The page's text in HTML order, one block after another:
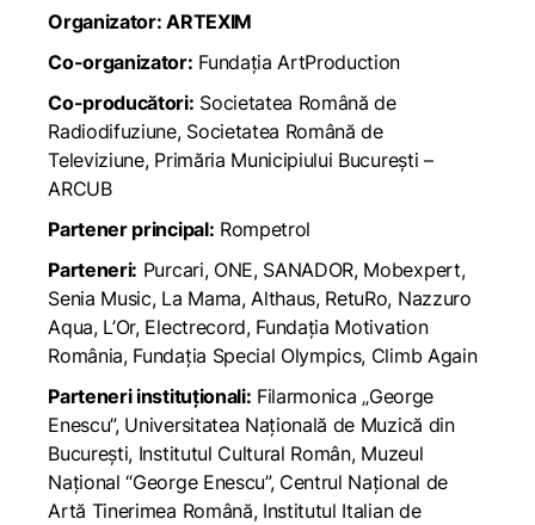
Organizator: ARTEXIM
Co-organizator: Fundația ArtProduction
Co-producători: Societatea Română de
Radiodifuziune, Societatea Română de
Televiziune, Primăria Municipiului București –
ARCUB
Partener principal: Rompetrol
Parteneri: Purcari, ONE, SANADOR, Mobexpert,
Senia Music, La Mama, Althaus, RetuRo, Nazzuro
Aqua, L’Or, Electrecord, Fundația Motivation
România, Fundația Special Olympics, Climb Again
Parteneri instituționali: Filarmonica „George
Enescu”, Universitatea Națională de Muzică din
București, Institutul Cultural Român, Muzeul
Național “George Enescu”, Centrul Național de
Artă Tinerimea Română, Institutul Italian de